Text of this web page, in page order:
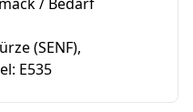
(SENF),
E535